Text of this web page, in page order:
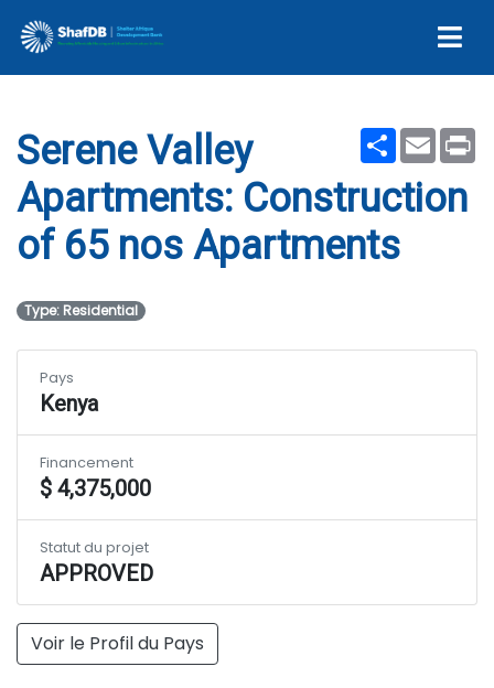
Apartments
ShareEmail
Serene Valley
Apartments: Construction
of 65 nos Apartments
Type: Residential
Voir le Profil du Pays
Pays
Kenya
Financement
$ 4,375,000
Statut du projet
APPROVED